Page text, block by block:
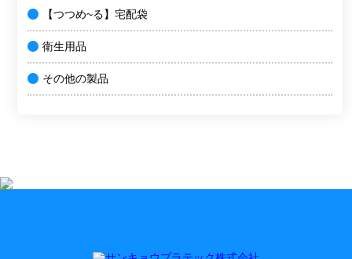
【つつめ~る】宅配袋
衛生用品
その他の製品